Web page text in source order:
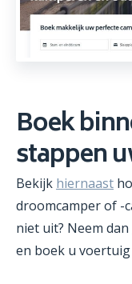
Boek
stappen
Bekijk hiernaast
droomcamper of -
niet uit? Neem dan
en boek u voertuig